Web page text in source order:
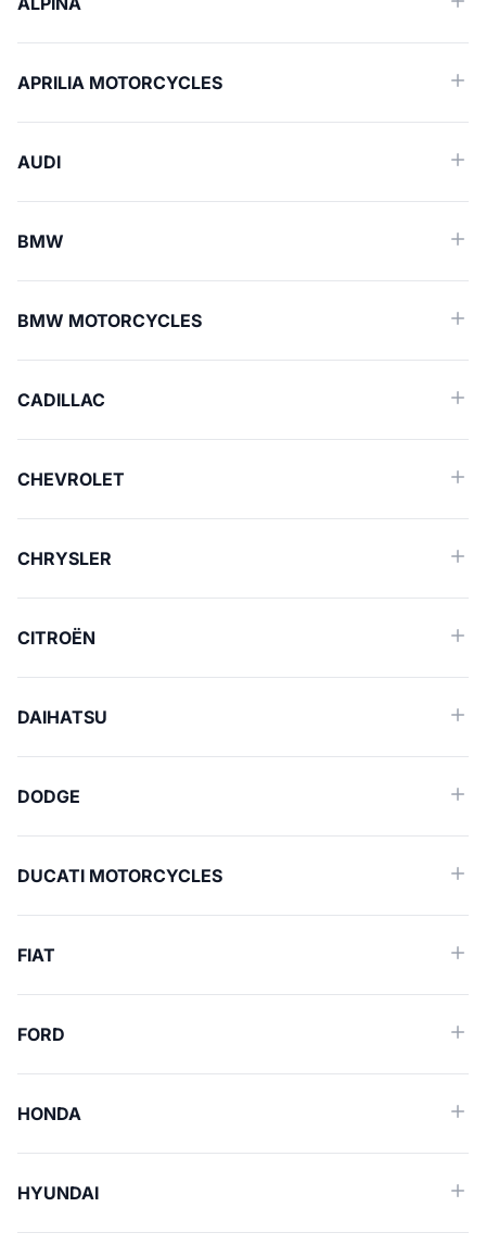
APRILIA MOTORCYCLES
AUDI
BMW
BMW MOTORCYCLES
CADILLAC
CHEVROLET
CHRYSLER
CITROËN
DAIHATSU
DODGE
DUCATI MOTORCYCLES
FIAT
FORD
HONDA
HYUNDAI